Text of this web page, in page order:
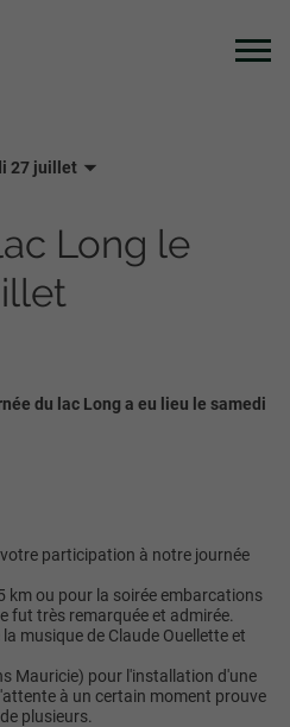
27 juillet
Long le
du lac Long a eu lieu le samedi
participation à notre journée
km ou pour la soirée embarcations
fut très remarquée et admirée.
musique de Claude Ouellette et
Mauricie) pour l'installation d'une
à un certain moment prouve
plusieurs.